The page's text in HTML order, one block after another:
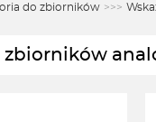
do zbiorników >>>